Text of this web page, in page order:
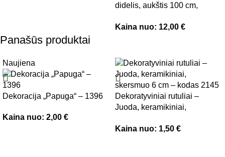
didelis, aukštis 100 cm,
Kaina nuo: 12,00 €
Panašūs produktai
Naujiena
Dekoracija „Papuga“ – 1396
Kaina nuo: 2,00 €
Dekoratyviniai rutuliai –
Juoda, keramikiniai,
3203
Kaina nuo: 1,50 €